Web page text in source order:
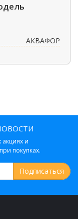
АКВАФОР
и
покупках.